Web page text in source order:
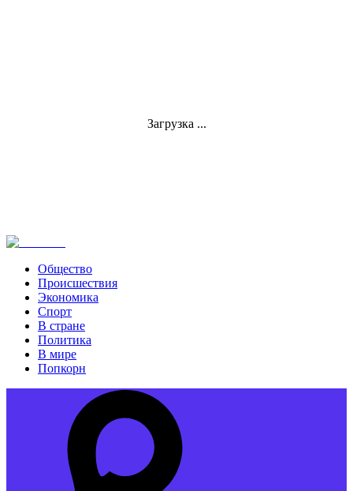
Загрузка ...
Общество
Происшествия
Экономика
Спорт
В стране
Политика
В мире
Попкорн